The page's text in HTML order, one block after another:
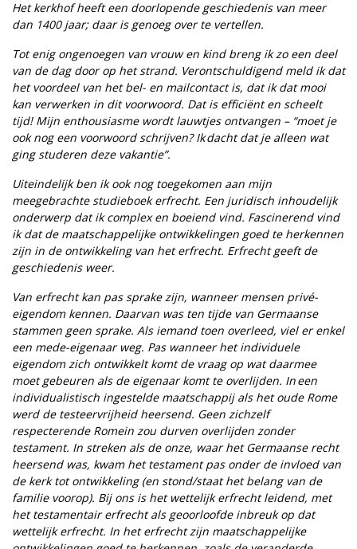
Het kerkhof heeft een doorlopende geschiedenis van meer
dan 1400 jaar; daar is genoeg over te vertellen.
Tot enig ongenoegen van vrouw en kind breng ik zo een deel
van de dag door op het strand. Verontschuldigend meld ik dat
het voordeel van het bel- en mailcontact is, dat ik dat mooi
kan verwerken in dit voorwoord. Dat is efficiënt en scheelt
tijd! Mijn enthousiasme wordt lauwtjes ontvangen – “moet je
ook nog een voorwoord schrijven? Ik dacht dat je alleen wat
ging studeren deze vakantie”.
Uiteindelijk ben ik ook nog toegekomen aan mijn
meegebrachte studieboek erfrecht. Een juridisch inhoudelijk
onderwerp dat ik complex en boeiend vind. Fascinerend vind
ik dat de maatschappelijke ontwikkelingen goed te herkennen
zijn in de ontwikkeling van het erfrecht. Erfrecht geeft de
geschiedenis weer.
Van erfrecht kan pas sprake zijn, wanneer mensen privé-
eigendom kennen. Daarvan was ten tijde van Germaanse
stammen geen sprake. Als iemand toen overleed, viel er enkel
een mede-eigenaar weg. Pas wanneer het individuele
eigendom zich ontwikkelt komt de vraag op wat daarmee
moet gebeuren als de eigenaar komt te overlijden. In een
individualistisch ingestelde maatschappij als het oude Rome
werd de testeervrijheid heersend. Geen zichzelf
respecterende Romein zou durven overlijden zonder
testament. In streken als de onze, waar het Germaanse recht
heersend was, kwam het testament pas onder de invloed van
de kerk tot ontwikkeling (en stond/staat het belang van de
familie voorop). Bij ons is het wettelijk erfrecht leidend, met
het testamentair erfrecht als geoorloofde inbreuk op dat
wettelijk erfrecht. In het erfrecht zijn maatschappelijke